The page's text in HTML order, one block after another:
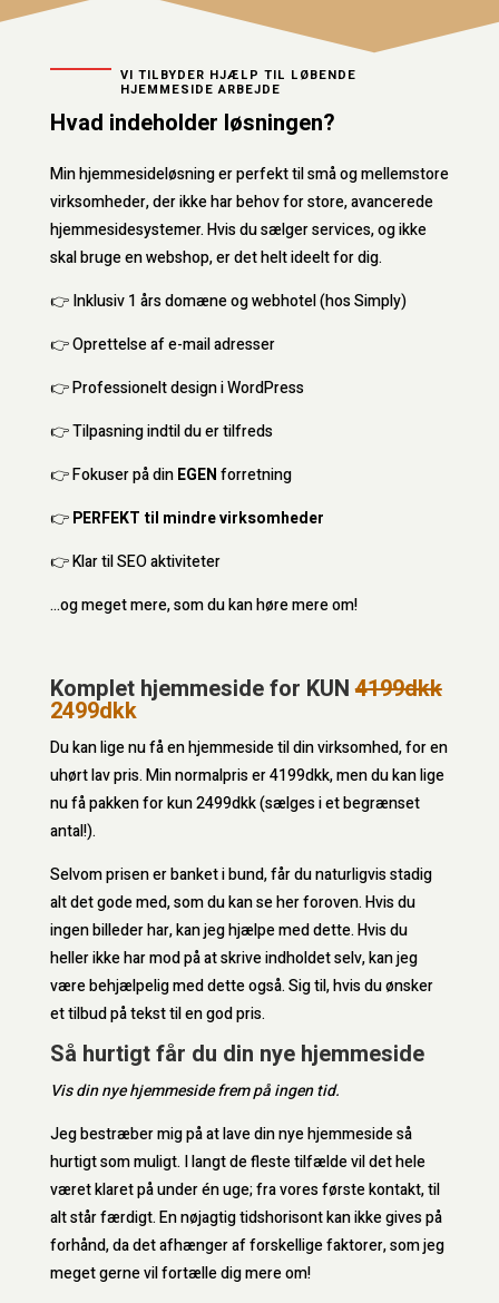
VI TILBYDER HJÆLP TIL LØBENDE
HJEMMESIDE ARBEJDE
Hvad indeholder løsningen?
Min hjemmesideløsning er perfekt til små og mellemstore
virksomheder, der ikke har behov for store, avancerede
hjemmesidesystemer. Hvis du sælger services, og ikke
skal bruge en webshop, er det helt ideelt for dig.
👉Inklusiv 1 års domæne og webhotel (hos Simply)
👉 Oprettelse af e-mail adresser
👉Professionelt design i WordPress
👉Tilpasning indtil du er tilfreds
👉Fokuser på dinEGENforretning
👉PERFEKT til mindre virksomheder
👉Klar til SEO aktiviteter
…og meget mere, som du kan høre mere om!
Komplet hjemmeside for KUN4199dkk
2499dkk
Du kan lige nu få en hjemmeside til din virksomhed, for en
uhørt lav pris. Min normalpris er 4199dkk, men du kan lige
nu få pakken for kun 2499dkk (sælges i et begrænset
antal!).
Selvom prisen er banket i bund, får du naturligvis stadig
alt det gode med, som du kan se her foroven. Hvis du
ingen billeder har, kan jeg hjælpe med dette. Hvis du
heller ikke har mod på at skrive indholdet selv, kan jeg
være behjælpelig med dette også. Sig til, hvis du ønsker
et tilbud på tekst til en god pris.
Så hurtigt får du din nye hjemmeside
Vis din nye hjemmeside frem på ingen tid.
Jeg bestræber mig på at lave din nye hjemmeside så
hurtigt som muligt. I langt de fleste tilfælde vil det hele
været klaret på under én uge; fra vores første kontakt, til
alt står færdigt. En nøjagtig tidshorisont kan ikke gives på
forhånd, da det afhænger af forskellige faktorer, som jeg
meget gerne vil fortælle dig mere om!